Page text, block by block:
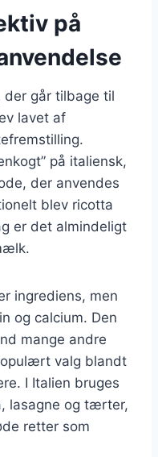
på
der går tilbage til
lavet af
på italiensk,
der anvendes
blev ricotta
er det almindeligt
ingrediens, men
og calcium. Den
mange andre
valg blandt
I Italien bruges
lasagne og tærter,
retter som